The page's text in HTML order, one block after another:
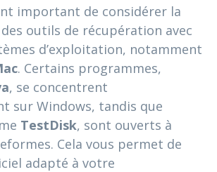
important de considérer la
outils de récupération avec
d’exploitation, notamment
. Certains programmes,
, se concentrent
sur Windows, tandis que
TestDisk, sont ouverts à
Cela vous permet de
adapté à votre